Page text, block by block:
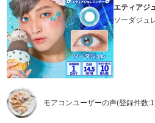
エティアジ
ソーダジュ
モアコンユーザーの声(登録件数:1